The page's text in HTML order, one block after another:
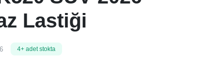
Lastiği
4+ adet stokta